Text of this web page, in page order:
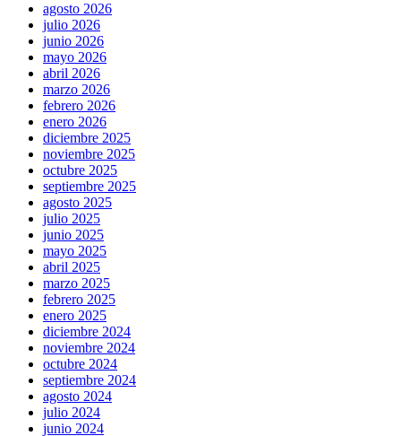
agosto 2026
julio 2026
junio 2026
mayo 2026
abril 2026
marzo 2026
febrero 2026
enero 2026
diciembre 2025
noviembre 2025
octubre 2025
septiembre 2025
agosto 2025
julio 2025
junio 2025
mayo 2025
abril 2025
marzo 2025
febrero 2025
enero 2025
diciembre 2024
noviembre 2024
octubre 2024
septiembre 2024
agosto 2024
julio 2024
junio 2024